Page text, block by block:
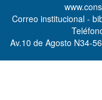
Correo institucional -
Av.10 de Agosto N34-